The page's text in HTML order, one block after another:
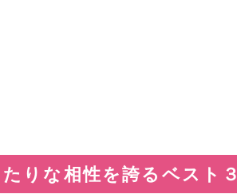
りな相性を誇るベスト３